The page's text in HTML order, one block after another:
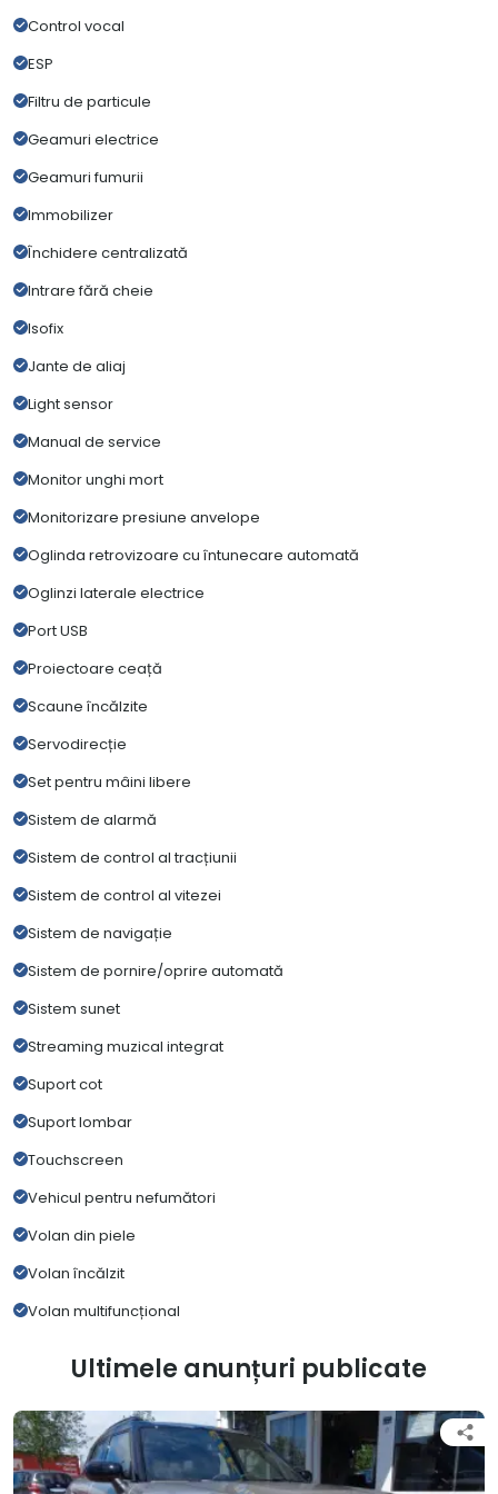
Control vocal
ESP
Filtru de particule
Geamuri electrice
Geamuri fumurii
Immobilizer
Închidere centralizată
Intrare fără cheie
Isofix
Jante de aliaj
Light sensor
Manual de service
Monitor unghi mort
Monitorizare presiune anvelope
Oglinda retrovizoare cu întunecare automată
Oglinzi laterale electrice
Port USB
Proiectoare ceață
Scaune încălzite
Servodirecție
Set pentru mâini libere
Sistem de alarmă
Sistem de control al tracțiunii
Sistem de control al vitezei
Sistem de navigație
Sistem de pornire/oprire automată
Sistem sunet
Streaming muzical integrat
Suport cot
Suport lombar
Touchscreen
Vehicul pentru nefumători
Volan din piele
Volan încălzit
Volan multifuncțional
Ultimele anunțuri publicate